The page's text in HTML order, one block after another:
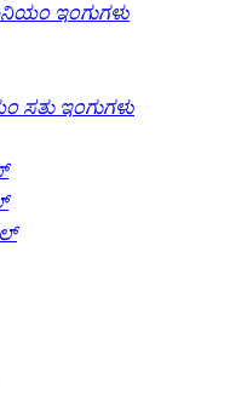
ಇಂಗುಗಳು
ಇಂಗುಗಳು